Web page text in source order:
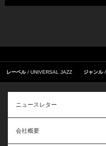
レーベル UNIVERSAL JAZZ ジャンル
ニュースレター
会社概要